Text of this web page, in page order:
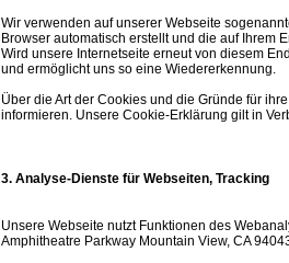
Wir verwenden auf unserer Webseite
Browser automatisch erstellt und die auf Ihrem
Wird unsere Internetseite erneut von diesem
und ermöglicht uns so eine Wiedererkennung.
Über die Art der Cookies und die Gründe für
informieren. Unsere Cookie-Erklärung gilt in
3. Analyse-Dienste für Webseiten, Tracking
Unsere Webseite nutzt Funktionen des
Amphitheatre Parkway Mountain View, CA